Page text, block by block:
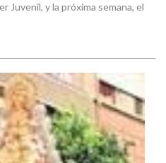
Juvenil, y la próxima semana, el